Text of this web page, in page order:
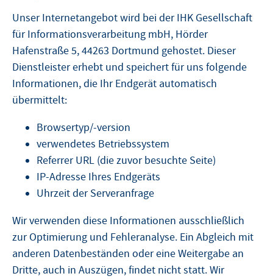
Unser Internetangebot wird bei der IHK Gesellschaft
für Informationsverarbeitung mbH, Hörder
Hafenstraße 5, 44263 Dortmund gehostet. Dieser
Dienstleister erhebt und speichert für uns folgende
Informationen, die Ihr Endgerät automatisch
übermittelt:
Browsertyp/-version
verwendetes Betriebssystem
Referrer URL (die zuvor besuchte Seite)
IP-Adresse Ihres Endgeräts
Uhrzeit der Serveranfrage
Wir verwenden diese Informationen ausschließlich
zur Optimierung und Fehleranalyse. Ein Abgleich mit
anderen Datenbeständen oder eine Weitergabe an
Dritte, auch in Auszügen, findet nicht statt. Wir